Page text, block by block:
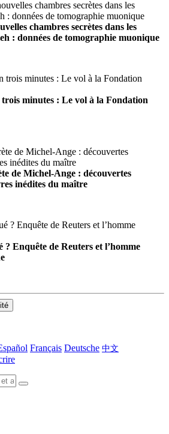
chambres secrètes dans les
: données de tomographie muonique
minutes : Le vol à la Fondation
de Michel-Ange : découvertes
inédites du maître
? Enquête de Reuters et l’homme
Français Deutsche 中文